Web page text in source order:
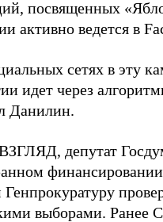
посвященных
активно ведется в
сетях в эту
идет через
Данилин.
ВЗГЛЯД, депутат
выборами. Ранее